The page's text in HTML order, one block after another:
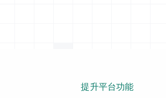
提升平台功能